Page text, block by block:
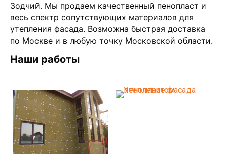
Зодчий. Мы продаем качественный пенопласт и
весь спектр сопутствующих материалов для
утепления фасада. Возможна быстрая доставка
по Москве и в любую точку Московской области.
Наши работы